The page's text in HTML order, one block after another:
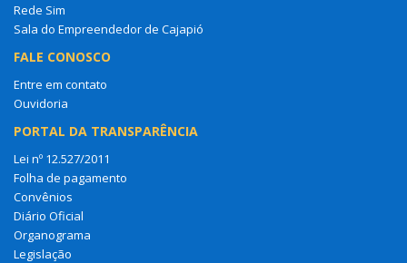
Rede Sim
Sala do Empreendedor de Cajapió
FALE CONOSCO
Entre em contato
Ouvidoria
PORTAL DA TRANSPARÊNCIA
Lei nº 12.527/2011
Folha de pagamento
Convênios
Diário Oficial
Organograma
Legislação